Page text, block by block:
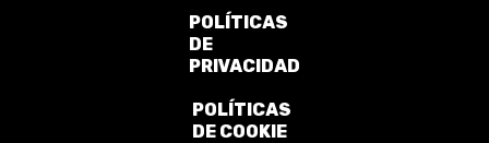
POLÍTICAS
DE
PRIVACIDAD
POLÍTICAS
DE COOKIE